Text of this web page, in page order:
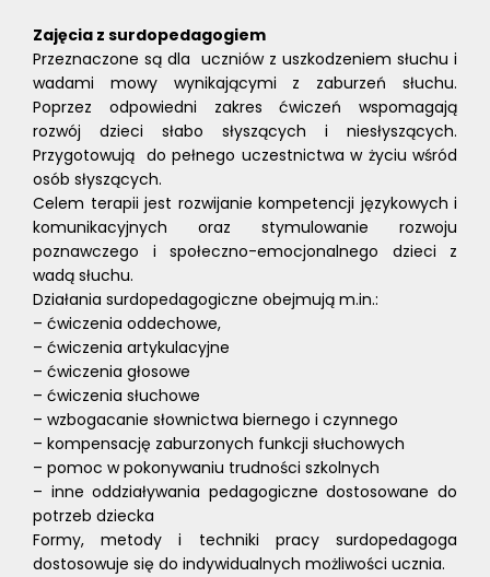
Zajęcia z surdopedagogiem
Przeznaczone są dla uczniów z uszkodzeniem słuchu i
wadami mowy wynikającymi z zaburzeń słuchu.
Poprzez odpowiedni zakres ćwiczeń wspomagają
rozwój dzieci słabo słyszących i niesłyszących.
Przygotowują do pełnego uczestnictwa w życiu wśród
osób słyszących.
Celem terapii jest rozwijanie kompetencji językowych i
komunikacyjnych oraz stymulowanie rozwoju
poznawczego i społeczno-emocjonalnego dzieci z
wadą słuchu.
Działania surdopedagogiczne obejmują m.in.:
– ćwiczenia oddechowe,
– ćwiczenia artykulacyjne
– ćwiczenia głosowe
– ćwiczenia słuchowe
– wzbogacanie słownictwa biernego i czynnego
– kompensację zaburzonych funkcji słuchowych
– pomoc w pokonywaniu trudności szkolnych
– inne oddziaływania pedagogiczne dostosowane do
potrzeb dziecka
Formy, metody i techniki pracy surdopedagoga
dostosowuje się do indywidualnych możliwości ucznia.